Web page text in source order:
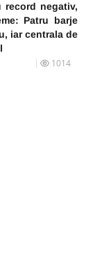
record negativ,
Patru barje
iar centrala de
1014